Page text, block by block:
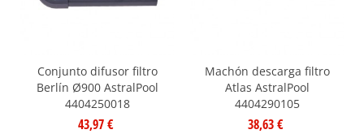
Conjunto difusor filtro
Berlín Ø900 AstralPool
4404250018
43,97 €
Machón descarga filtro
Atlas AstralPool
4404290105
38,63 €